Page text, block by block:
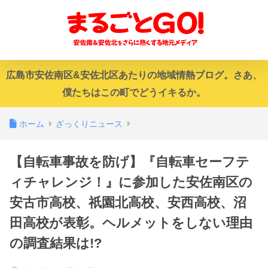
広島市安佐南区&安佐北区あたりの地域情熱ブログ。さあ、
僕たちはこの町でどうイキるか。
ホーム ざっくりニュース
【自転車事故を防げ】『自転車セーフテ
ィチャレンジ！』に参加した安佐南区の
安古市高校、祇園北高校、安西高校、沼
田高校が表彰。ヘルメットをしない理由
の調査結果は!?